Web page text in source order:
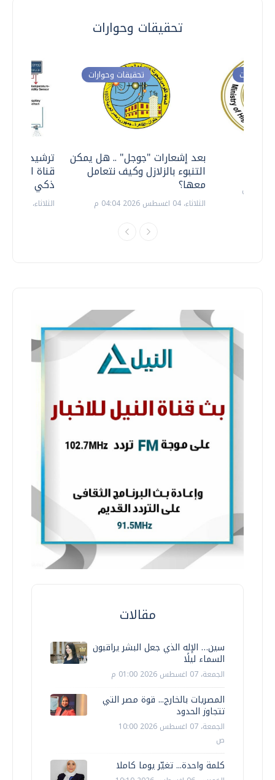
تحقيقات وحوارات
ترشيدا
قناة
ذكي
الثلاثاء، 14 يوليو 2026 06:11 م
تحقيقات وحوارات
بعد إشعارات "جوجل" .. هل يمكن
التنبوء بالزلازل وكيف نتعامل
معها؟
الثلاثاء، 04 اغسطس 2026 04:04 م
وحوارات
مقالات
سين… الإله الذي جعل البشر يراقبون
السماء ليلًا
الجمعة، 07 اغسطس 2026 01:00 م
المصريات بالخارج... قوة مصر التي
تتجاوز الحدود
الجمعة، 07 اغسطس 2026 10:00
ص
كلمة واحدة... تغيّر يوما كاملا